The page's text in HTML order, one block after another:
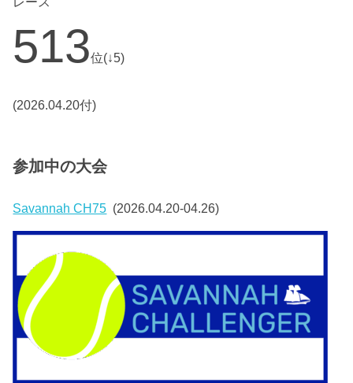
513位(↓5)
(2026.04.20付)
参加中の大会
Savannah CH75 (2026.04.20-04.26)